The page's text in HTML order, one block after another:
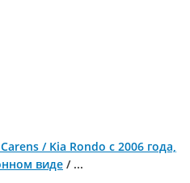
/ Kia Rondo с 2006 года,
виде / ...